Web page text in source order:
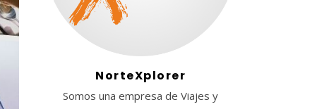
NorteXplorer
Somos una empresa de Viajes y